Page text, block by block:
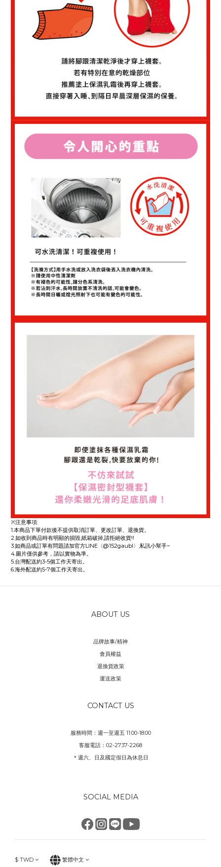
※注意事項:
1.本商品下單付款後不提供取消訂單、更改訂單、退換貨。
2.如收到商品時有明顯的損毀,紙箱破掉,請拒絕收貨!!
3.如商品或訂單有問題請加官方LINE〈@152gaubl〉,私訊小幫手~
4.圖片僅供參考，請以實物為準。
5.台灣配送約3-5個工作天寄出。
6.海外配送約5-7個工作天寄出。
ABOUT US
品牌故事/精神
會員權益
退換貨政策
運送政策
CONTACT US
服務時間：週一至週五 11:00-18:00
客服電話：02-2737-2268
＊週六、日及國定假日為休息日
SOCIAL MEDIA
$ TWD 繁體中文